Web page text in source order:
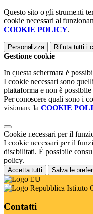
Questo sito o gli strumenti
cookie necessari al
COOKIE POLICY.
Personalizza Rifiuta tutti i
Gestione cookie
In questa schermata è
I cookie necessari sono
piattaforma e non è
Per conoscere quali sono i
visionare la COOKIE
Cookie necessari per il
I cookie necessari per il
disabilitati. È possibile
policy.
Accetta tutti Salva le
Istituto
Contatti